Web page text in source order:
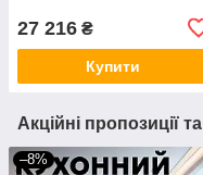
столи для кухні кафе
27 216 ₴
Купити
Акційні пропозиції
–8%